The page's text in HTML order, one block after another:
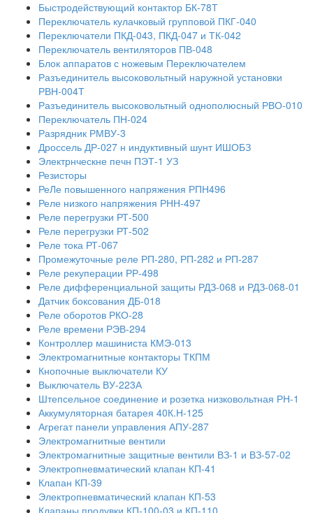
Быстродействующий контактор БК-78Т
Переключатель кулачковый групповой ПКГ-040
Переключатели ПКД-043, ПКД-047 и ТК-042
Переключатель вентиляторов ПВ-048
Блок аппаратов с ножевым Переключателем
Разъединитель высоковольтный наружной установки
РВН-004Т
Разъединитель высоковольтный однополюсный РВО-010
Переключатель ПН-024
Разрядник РМВУ-3
Дроссель ДР-027 н индуктивный шунт ИШОБЗ
Электрнческне печн ПЭТ-1 УЗ
Резисторы
РеЛе повышенного напряжения РПН496
Реле низкого напряжения РНН-497
Реле перегрузки РТ-500
Реле перегрузки РТ-502
Реле тока РТ-067
Промежуточные реле РП-280, РП-282 и РП-287
Реле рекуперации РР-498
Реле дифференциальной защиты РДЗ-068 и РДЗ-068-01
Датчик боксования ДБ-018
Реле оборотов РКО-28
Реле времени РЭВ-294
Контроллер машиниста КМЭ-013
Электромагнитные контакторы ТКПМ
Кнопочные выключатели КУ
Выключатель ВУ-223А
Штепсельное соединение и розетка низковольтная РН-1
Аккумуляторная батарея 40К.Н-125
Агрегат панели управления АПУ-287
Электромагнитные вентили
Электромагнитные защитные вентили ВЗ-1 и ВЗ-57-02
Электропневматический клапан КП-41
Клапан КП-39
Электропневматический клапан КП-53
Клапаны продувки КП-100-03 и КП-110